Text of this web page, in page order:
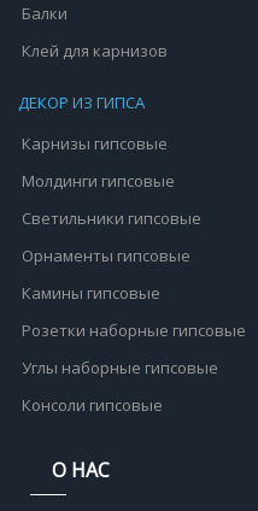
Балки
Клей для карнизов
ДЕКОР ИЗ ГИПСА
Карнизы гипсовые
Молдинги гипсовые
Светильники гипсовые
Орнаменты гипсовые
Камины гипсовые
Розетки наборные гипсовые
Углы наборные гипсовые
Консоли гипсовые
О НАС